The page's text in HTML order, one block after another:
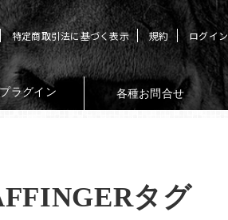
特定商取引法に基づく表示 規約 ログイン
プラグイン 各種お問合せ
タグ